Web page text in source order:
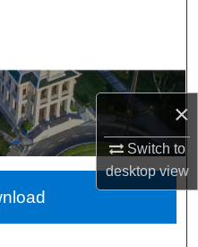
×
Switch to
desktopview
Network™